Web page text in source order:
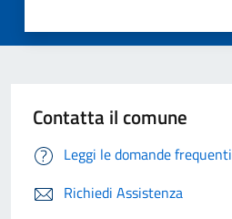
Contatta il comune
Leggi le domande frequenti
Richiedi Assistenza